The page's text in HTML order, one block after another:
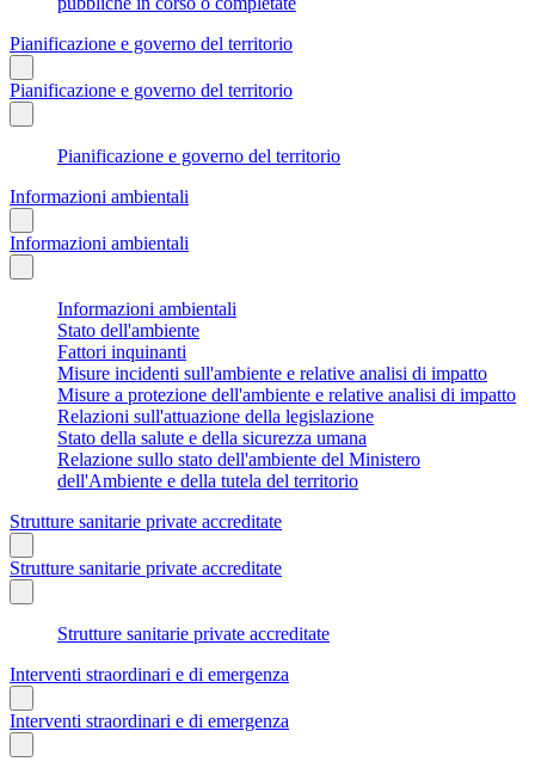
Pianificazione e governo del territorio
Pianificazione e governo del territorio
Pianificazione e governo del territorio
Informazioni ambientali
Informazioni ambientali
Informazioni ambientali
Stato dell'ambiente
Fattori inquinanti
Misure incidenti sull'ambiente e relative analisi di impatto
Misure a protezione dell'ambiente e relative analisi di impatto
Relazioni sull'attuazione della legislazione
Stato della salute e della sicurezza umana
Relazione sullo stato dell'ambiente del Ministero
dell'Ambiente e della tutela del territorio
Strutture sanitarie private accreditate
Strutture sanitarie private accreditate
Strutture sanitarie private accreditate
Interventi straordinari e di emergenza
Interventi straordinari e di emergenza